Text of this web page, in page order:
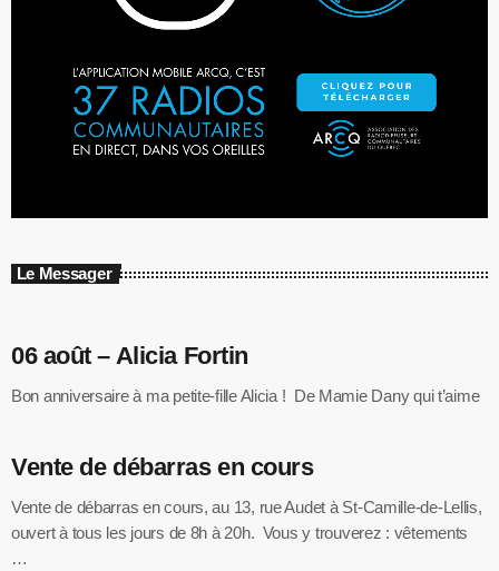
Le Messager
06 août – Alicia Fortin
Bon anniversaire à ma petite-fille Alicia ! De Mamie Dany qui t’aime
Vente de débarras en cours
Vente de débarras en cours, au 13, rue Audet à St-Camille-de-Lellis,
ouvert à tous les jours de 8h à 20h. Vous y trouverez : vêtements
…